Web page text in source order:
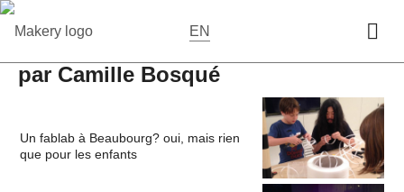
EN
par Camille Bosqué
Un fablab à Beaubourg? oui, mais rien
que pour les enfants